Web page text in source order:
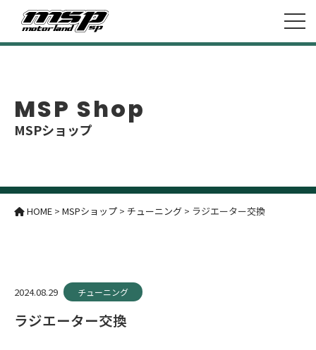
MSP Shop
MSPショップ
HOME > MSPショップ > チューニング > ラジエーター交換
2024.08.29 チューニング
ラジエーター交換